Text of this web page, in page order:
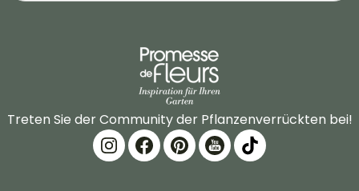
Treten Sie der Community der Pflanzenverrückten bei!